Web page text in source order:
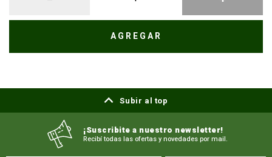
AGREGAR
Subir al top
¡Suscribite a nuestro newsletter!
Recibí todas las ofertas y novedades por mail.